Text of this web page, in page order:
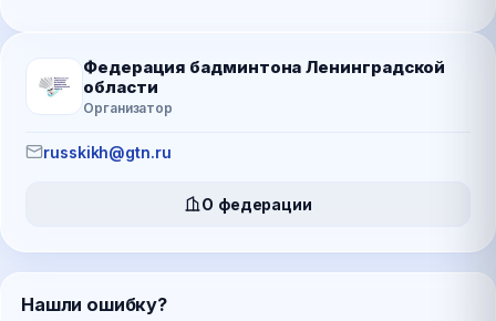
Федерация бадминтона Ленинградской
области
Организатор
russkikh@gtn.ru
О федерации
Нашли ошибку?